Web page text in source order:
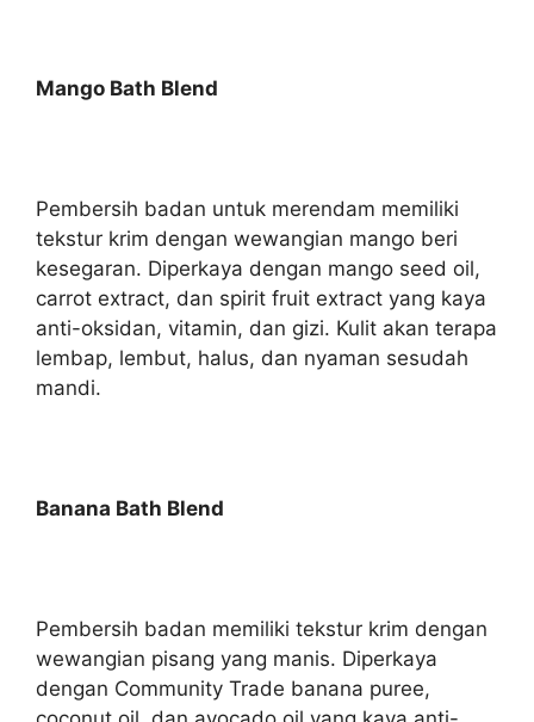
Mango Bath Blend
Pembersih badan untuk merendam memiliki
tekstur krim dengan wewangian mango beri
kesegaran. Diperkaya dengan mango seed oil,
carrot extract, dan spirit fruit extract yang kaya
anti-oksidan, vitamin, dan gizi. Kulit akan terapa
lembap, lembut, halus, dan nyaman sesudah
mandi.
Banana Bath Blend
Pembersih badan memiliki tekstur krim dengan
wewangian pisang yang manis. Diperkaya
dengan Community Trade banana puree,